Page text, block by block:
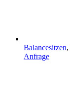
Balancesitzen,
Anfrage